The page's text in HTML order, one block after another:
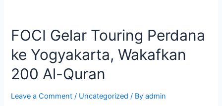
FOCI Gelar Touring Perdana
ke Yogyakarta, Wakafkan
200 Al-Quran
Leave a Comment / Uncategorized / Byadmin
Touring
Perdana
ke
Yogyakarta,
Wakafkan
Al-